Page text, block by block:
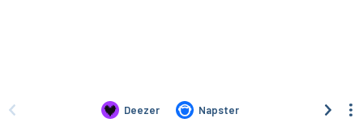
Deezer Napster